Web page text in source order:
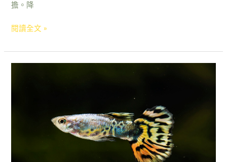
擔。降
閱讀全文 »